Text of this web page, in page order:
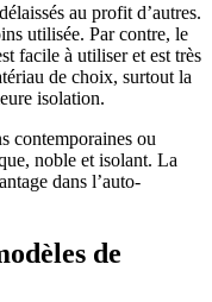
au profit d’autres.
utilisée. Par contre, le
facile à utiliser et est très
de choix, surtout la
isolation.
contemporaines ou
noble et isolant. La
dans l’auto-
de